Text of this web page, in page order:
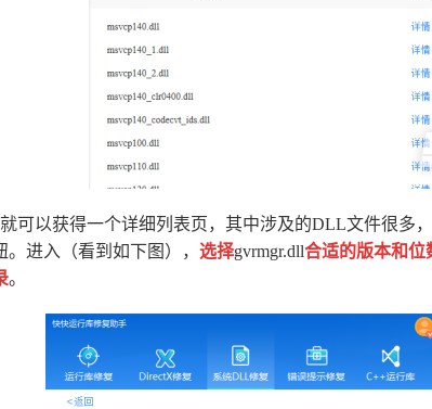
可以获得一个详细列表页，其中涉及的DLL文件很多
。进入（看到如下图）， 选择gvrmgr.dll合适的版本和位
。